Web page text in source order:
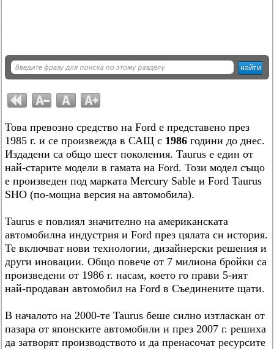
Това превозно средство на Ford е представено през
1985 г. и се произвежда в САЩ с 1986 години до днес.
Издадени са общо шест поколения. Taurus е един от
най-старите модели в гамата на Ford. Този модел също
е произведен под марката Mercury Sable и Ford Taurus
SHO (по-мощна версия на автомобила).
Taurus е повлиял значително на американската
автомобилна индустрия и Ford през цялата си история.
Те включват нови технологии, дизайнерски решения и
други иновации. Общо повече от 7 милиона бройки са
произведени от 1986 г. насам, което го прави 5-ият
най-продаван автомобил на Ford в Съединените щати.
В началото на 2000-те Taurus беше силно изтласкан от
пазара от японските автомобили и през 2007 г. решиха
да затворят производството и да пренасочат ресурсите